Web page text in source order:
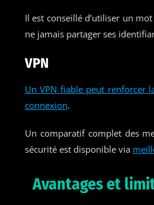
Il est conseillé d’utiliser un
ne jamais partager ses
VPN
Un VPN fiable peut renforcer
connexion.
Un comparatif complet des
sécurité est disponible via
Avantages et